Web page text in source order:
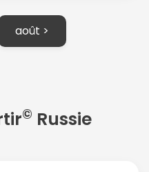
août >
© Russie